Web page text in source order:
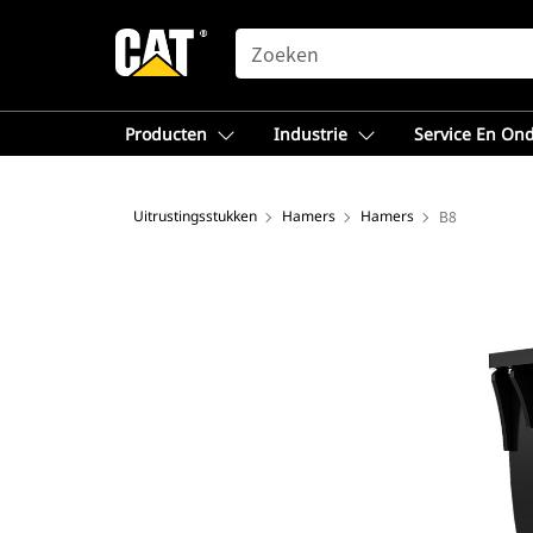
SEARCH
Producten Industrie Service En
Uitrustingsstukken Hamers Hamers B8